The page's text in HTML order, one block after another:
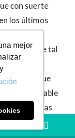
mejor
con suerte
los últimos
las que tal
en
término que
Es indudable
economías
los países